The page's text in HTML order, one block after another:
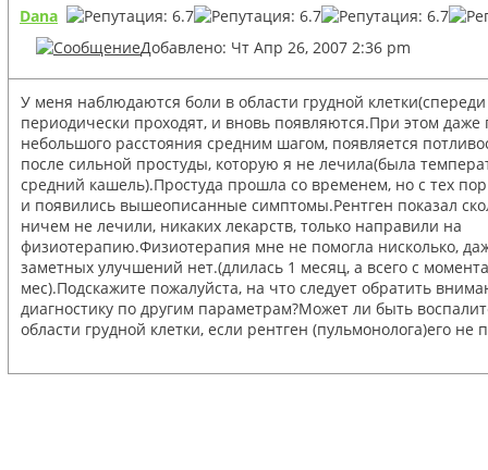
Dana
Добавлено: Чт Апр 26, 2007 2:36 pm
У меня наблюдаются боли в области грудной
периодически проходят, и вновь появляются.При этом
небольшого расстояния средним шагом, появляется
после сильной простуды, которую я не лечила(была
средний кашель).Простуда прошла со временем, но с тех
и появились вышеописанные симптомы.Рентген показал
ничем не лечили, никаких лекарств, только направили на
физиотерапию.Физиотерапия мне не помогла нисколько,
заметных улучшений нет.(длилась 1 месяц, а всего с
мес).Подскажите пожалуйста, на что следует обратить
диагностику по другим параметрам?Может ли быть
области грудной клетки, если рентген (пульмонолога)его не